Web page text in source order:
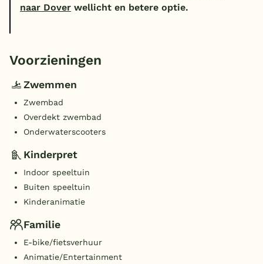
naar Dover wellicht en betere optie.
Voorzieningen
Zwemmen
Zwembad
Overdekt zwembad
Onderwaterscooters
Kinderpret
Indoor speeltuin
Buiten speeltuin
Kinderanimatie
Familie
E-bike/fietsverhuur
Animatie/Entertainment